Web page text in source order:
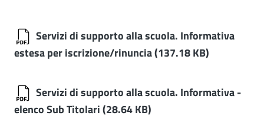
Servizi di supporto alla scuola. Informativa
estesa per iscrizione/rinuncia(137.18 KB)
Servizi di supporto alla scuola. Informativa -
elenco Sub Titolari(28.64 KB)